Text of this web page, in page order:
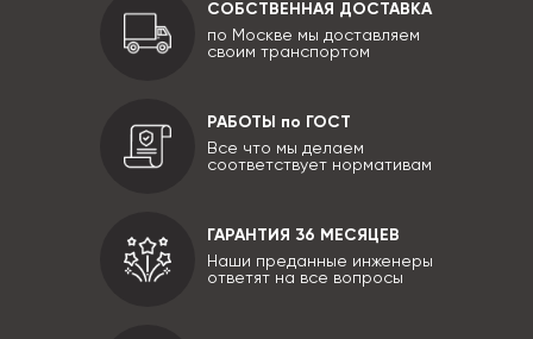
СОБСТВЕННАЯ ДОСТАВКА
по Москве мы доставляем
своим транспортом
РАБОТЫ по ГОСТ
Все что мы делаем
соответствует нормативам
ГАРАНТИЯ 36 МЕСЯЦЕВ
Наши преданные инженеры
ответят на все вопросы